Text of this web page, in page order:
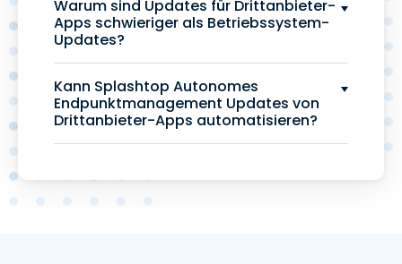
Warum sind Updates für Drittanbieter-
Apps schwieriger als Betriebssystem-
Updates?
Kann Splashtop Autonomes
Endpunktmanagement Updates von
Drittanbieter-Apps automatisieren?